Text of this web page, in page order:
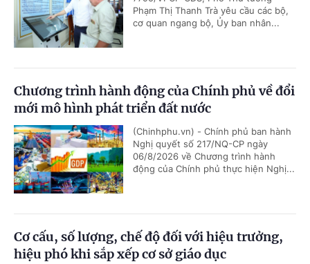
Phạm Thị Thanh Trà yêu cầu các bộ,
cơ quan ngang bộ, Ủy ban nhân...
Chương trình hành động của Chính phủ về đổi
mới mô hình phát triển đất nước
(Chinhphu.vn) - Chính phủ ban hành
Nghị quyết số 217/NQ-CP ngày
06/8/2026 về Chương trình hành
động của Chính phủ thực hiện Nghị...
Cơ cấu, số lượng, chế độ đối với hiệu trưởng,
hiệu phó khi sắp xếp cơ sở giáo dục